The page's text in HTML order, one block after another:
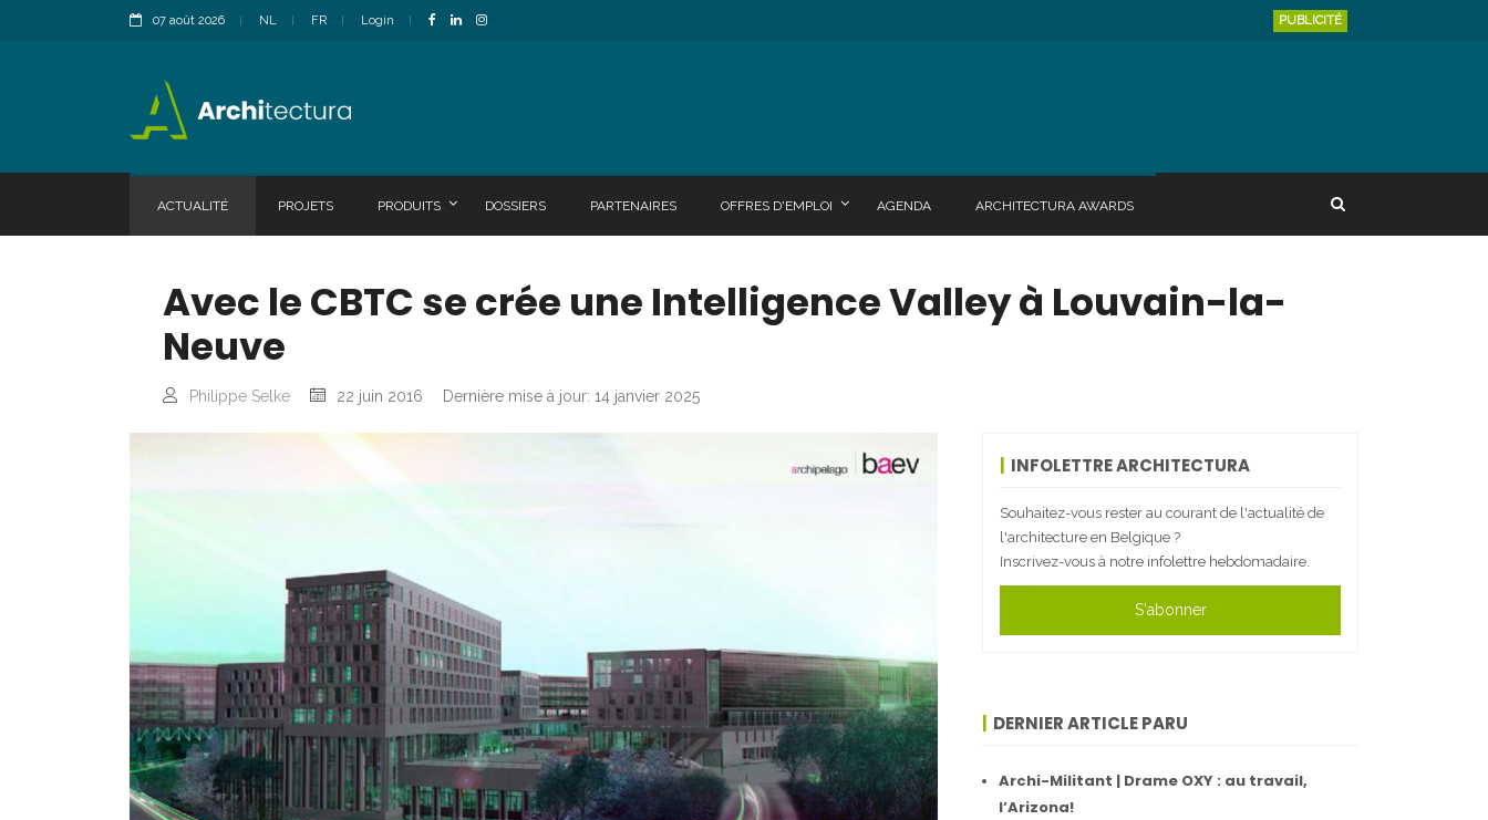
07 août 2026 NL FR Login PUBLICITÉ
ACTUALITÉ PROJETS PRODUITS DOSSIERS PARTENAIRES OFFRES D'EMPLOI AGENDA ARCHITECTURA AWARDS
Avec le CBTC se crée une Intelligence Valley à Louvain-la-
Neuve
Philippe Selke 22 juin 2016 Dernière mise à jour: 14 janvier 2025
INFOLETTRE ARCHITECTURA
Souhaitez-vous rester au courant de l'actualité de
l'architecture en Belgique ?
Inscrivez-vous à notre infolettre hebdomadaire.
S'abonner
DERNIER ARTICLE PARU
Archi-Militant | Drame OXY : au travail,
l’Arizona!